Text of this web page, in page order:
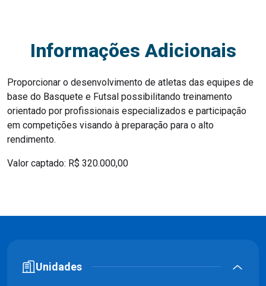
Informações Adicionais
Proporcionar o desenvolvimento de atletas das equipes de
base do Basquete e Futsal possibilitando treinamento
orientado por profissionais especializados e participação
em competições visando à preparação para o alto
rendimento.
Valor captado: R$ 320.000,00
Unidades